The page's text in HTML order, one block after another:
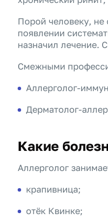
Порой человеку,
появлении
назначил лечение.
Смежными
Аллерголог-
Дерматолог-
Какие
Аллерголог
крапивница;
отёк Квинке;